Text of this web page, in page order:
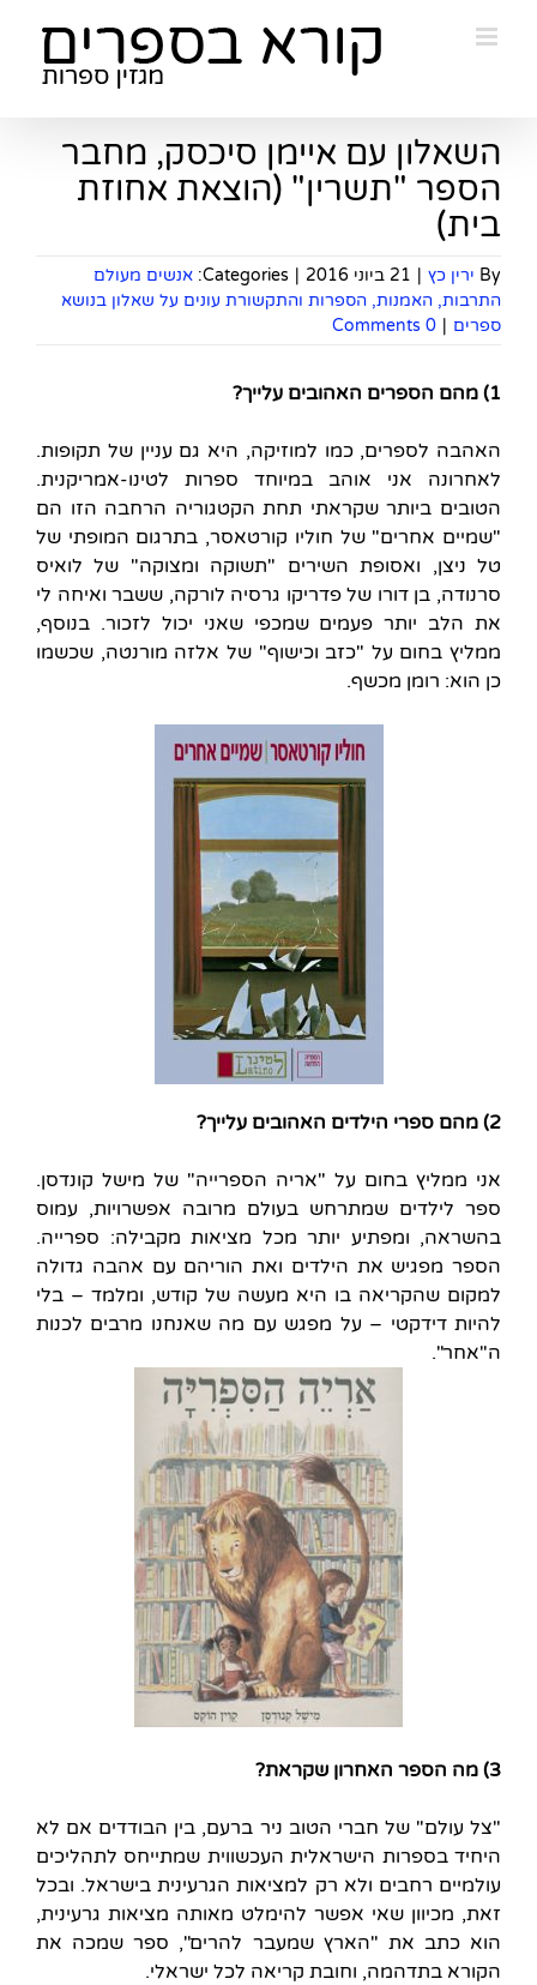
השאלון עם איימן סיכסק, מחבר
הספר "תשרין" (הוצאת אחוזת
בית)
By ירין כץ | 21 ביוני 2016 |
Categories: אנשים מעולם
התרבות, האמנות, הספרות והתקשורת עונים על שאלון בנושא
ספרים |
0 Comments
1) מהם הספרים האהובים עלייך?
האהבה לספרים, כמו למוזיקה, היא גם עניין של תקופות.
לאחרונה אני אוהב במיוחד ספרות לטינו-אמריקנית.
הטובים ביותר שקראתי תחת הקטגוריה הרחבה הזו הם
"שמיים אחרים" של חוליו קורטאסר, בתרגום המופתי של
טל ניצן, ואסופת השירים "תשוקה ומצוקה" של לואיס
סרנודה, בן דורו של פדריקו גרסיה לורקה, ששבר ואיחה לי
את הלב יותר פעמים שמכפי שאני יכול לזכור. בנוסף,
ממליץ בחום על "כזב וכישוף" של אלזה מורנטה, שכשמו
כן הוא: רומן מכשף.
2) מהם ספרי הילדים האהובים עלייך?
אני ממליץ בחום על "אריה הספרייה" של מישל קונדסן.
ספר לילדים שמתרחש בעולם מרובה אפשרויות, עמוס
בהשראה, ומפתיע יותר מכל מציאות מקבילה: ספרייה.
הספר מפגיש את הילדים ואת הוריהם עם אהבה גדולה
למקום שהקריאה בו היא מעשה של קודש, ומלמד – בלי
להיות דידקטי – על מפגש עם מה שאנחנו מרבים לכנות
ה"אחר".
3) מה הספר האחרון שקראת?
"צל עולם" של חברי הטוב ניר ברעם, בין הבודדים אם לא
היחיד בספרות הישראלית העכשווית שמתייחס לתהליכים
עולמיים רחבים ולא רק למציאות הגרעינית בישראל. ובכל
זאת, מכיוון שאי אפשר להימלט מאותה מציאות גרעינית,
הוא כתב את "הארץ שמעבר להרים", ספר שמכה את
הקורא בתדהמה, וחובת קריאה לכל ישראלי.